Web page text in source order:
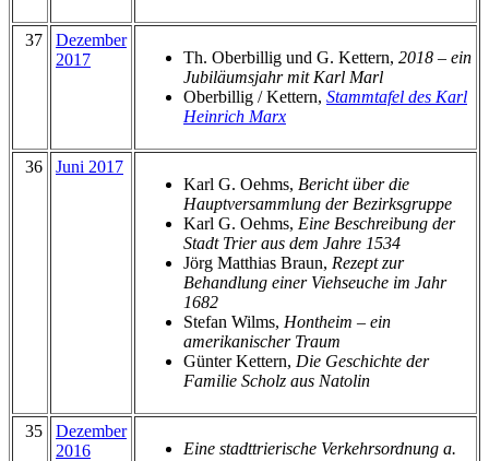
37
Dezember
2017
Th. Oberbillig und G. Kettern, 2018 – ein
Jubiläumsjahr mit Karl Marl
Oberbillig / Kettern, Stammtafel des Karl
Heinrich Marx
36
Juni 2017
Karl G. Oehms, Bericht über die
Hauptversammlung der Bezirksgruppe
Karl G. Oehms, Eine Beschreibung der
Stadt Trier aus dem Jahre 1534
Jörg Matthias Braun, Rezept zur
Behandlung einer Viehseuche im Jahr
1682
Stefan Wilms, Hontheim – ein
amerikanischer Traum
Günter Kettern, Die Geschichte der
Familie Scholz aus Natolin
35
Dezember
2016
Eine stadttrierische Verkehrsordnung a.